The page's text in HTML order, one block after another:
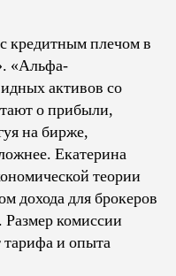
кредитным плечом в
«Альфа-
активов со
о прибыли,
на бирже,
Екатерина
теории
дохода для брокеров
Размер комиссии
тарифа и опыта